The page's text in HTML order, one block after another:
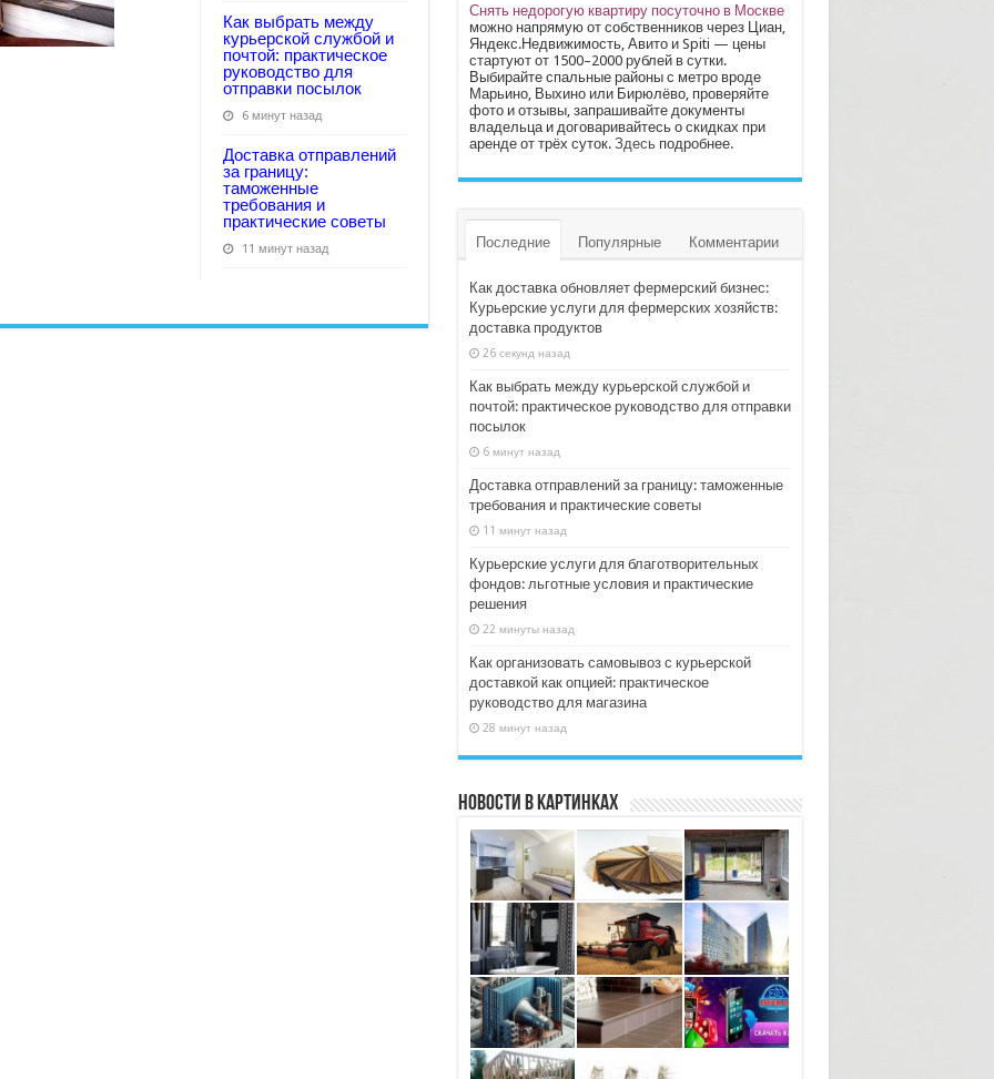
Как выбрать между
курьерской службой и
почтой: практическое
руководство для
отправки посылок
6 минут назад
Доставка отправлений
за границу:
таможенные
требования и
практические советы
11 минут назад
Снять недорогую квартиру посуточно в Москве
можно напрямую от собственников через Циан,
Яндекс.Недвижимость, Авито и Spiti — цены
стартуют от 1500–2000 рублей в сутки.
Выбирайте спальные районы с метро вроде
Марьино, Выхино или Бирюлёво, проверяйте
фото и отзывы, запрашивайте документы
владельца и договаривайтесь о скидках при
аренде от трёх суток. Здесьподробнее.
Последние Популярные Комментарии
Как доставка обновляет фермерский бизнес:
Курьерские услуги для фермерских хозяйств:
доставка продуктов
26 секунд назад
Как выбрать между курьерской службой и
почтой: практическое руководство для отправки
посылок
6 минут назад
Доставка отправлений за границу: таможенные
требования и практические советы
11 минут назад
Курьерские услуги для благотворительных
фондов: льготные условия и практические
решения
22 минуты назад
Как организовать самовывоз с курьерской
доставкой как опцией: практическое
руководство для магазина
28 минут назад
Новости в картинках